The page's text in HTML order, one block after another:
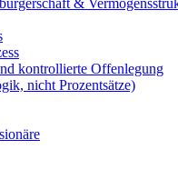
kontrollierte Offenlegung
nicht Prozentsätze)